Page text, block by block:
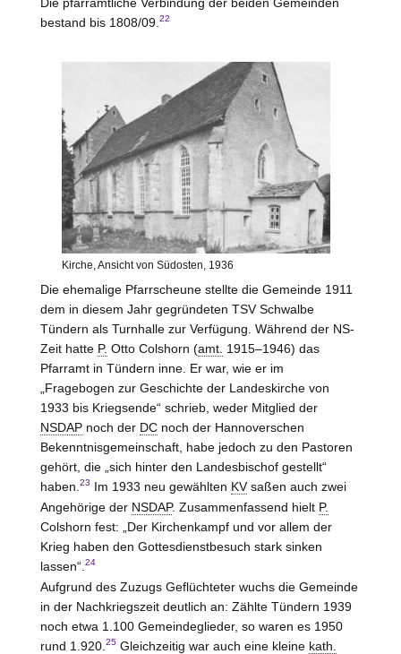
bestand bis 1808/09. 22
Kirche, Ansicht von Südosten, 1936
Die ehemalige Pfarrscheune stellte die Gemeinde 1911
dem in diesem Jahr gegründeten TSV Schwalbe
Tündern als Turnhalle zur Verfügung. Während der NS-
Zeit hatte P. Otto Colshorn (amt. 1915–1946) das
Pfarramt in Tündern inne. Er war, wie er im
„Fragebogen zur Geschichte der Landeskirche von
1933 bis Kriegsende“ schrieb, weder Mitglied der
NSDAPnoch der DCnoch der Hannoverschen
Bekenntnisgemeinschaft, habe jedoch zu den Pastoren
gehört, die „sich hinter den Landesbischof gestellt“
haben. 23 Im 1933 neu gewählten KVsaßen auch zwei
Angehörige der NSDAP. Zusammenfassend hielt P.
Colshorn fest: „Der Kirchenkampf und vor allem der
Krieg haben den Gottesdienstbesuch stark sinken
lassen“. 24
Aufgrund des Zuzugs Geflüchteter wuchs die Gemeinde
in der Nachkriegszeit deutlich an: Zählte Tündern 1939
noch etwa 1.100 Gemeindeglieder, so waren es 1950
rund 1.920. 25Gleichzeitig war auch eine kleine kath.